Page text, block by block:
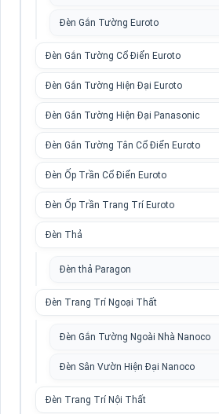
Đèn Gắn Tường Euroto
Đèn Gắn Tường Cổ Điển Euroto
Đèn Gắn Tường Hiện Đại Euroto
Đèn Gắn Tường Hiện Đại Panasonic
Đèn Gắn Tường Tân Cổ Điển Euroto
Đèn Ốp Trần Cổ Điển Euroto
Đèn Ốp Trần Trang Trí Euroto
Đèn Thả
Đèn thả Paragon
Đèn Trang Trí Ngoại Thất
Đèn Gắn Tường Ngoài Nhà Nanoco
Đèn Sân Vườn Hiện Đại Nanoco
Đèn Trang Trí Nội Thất